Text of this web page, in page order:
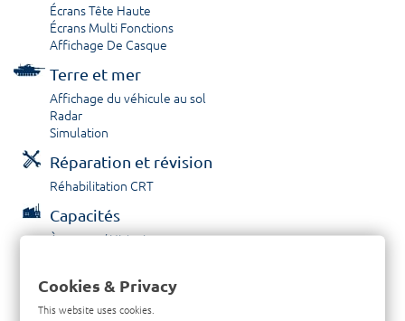
Écrans Tête Haute
Écrans Multi Fonctions
Affichage De Casque
Terre et mer
Affichage du véhicule au sol
Radar
Simulation
Réparation et révision
Réhabilitation CRT
Capacités
À propos / Historique
Contactez nous
Cookies & Privacy
This website uses cookies.